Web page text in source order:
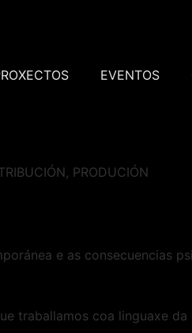
EVENTOS
, PRODUCIÓN
e as consecuencias
traballamos coa linguaxe